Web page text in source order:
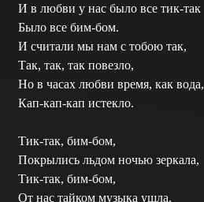
И в любви у нас было все тик-так
Было все бим-бом.
И считали мы нам с тобою так,
Так, так, так повезло,
Но в часах любви время, как вода,
Кап-кап-кап истекло.
Тик-так, бим-бом,
Покрылись льдом ночью зеркала,
Тик-так, бим-бом,
От нас тайком музыка ушла.